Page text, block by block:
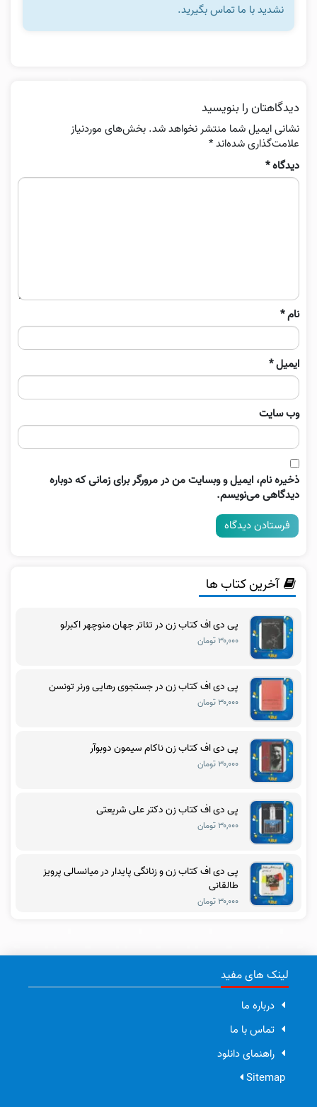
نشدید با ما تماس بگیرید.
دیدگاهتان را بنویسید
نشانی ایمیل شما منتشر نخواهد شد. بخش‌های موردنیاز
علامت‌گذاری شده‌اند*
دیدگاه*
نام*
ایمیل*
وب‌ سایت
ذخیره نام، ایمیل و وبسایت من در مرورگر برای زمانی که دوباره
دیدگاهی می‌نویسم.
آخرین کتاب ها
پی دی اف کتاب زن در تئاتر جهان منوچهر اکبرلو
۳۰,۰۰۰ تومان
پی دی اف کتاب زن در جستجوی رهایی ورنر تونسن
۳۰,۰۰۰ تومان
پی دی اف کتاب زن ناکام سیمون دوبوآر
۳۰,۰۰۰ تومان
پی دی اف کتاب زن دکتر علی شریعتی
۳۰,۰۰۰ تومان
پی دی اف کتاب زن و زنانگی پایدار در میانسالی پرویز
طالقانی
۳۰,۰۰۰ تومان
لینک های مفید
درباره ما
تماس با ما
راهنمای دانلود
Sitemap